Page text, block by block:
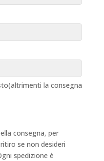
la consegna
consegna, per
se non desideri
spedizione è